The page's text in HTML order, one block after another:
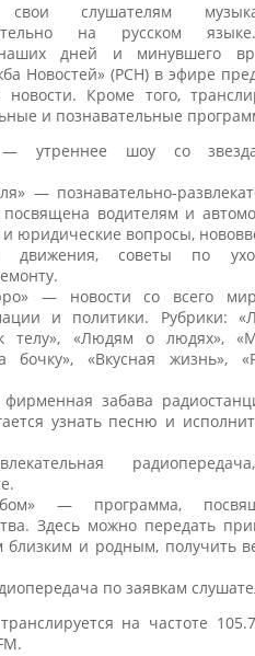
слушателям
на русском
наших дней и минувшего
Новостей» (РСН) в эфире
новости. Кроме того,
и познавательные
— утреннее шоу со
— познавательно-
посвящена водителям и
юридические вопросы,
движения, советы по
— новости со всего
и политики. Рубрики:
телу», «Людям о людях»,
бочку», «Вкусная жизнь»,
забава
узнать песню и
— программа,
Здесь можно передать
близким и родным, получить
по заявкам
на частоте